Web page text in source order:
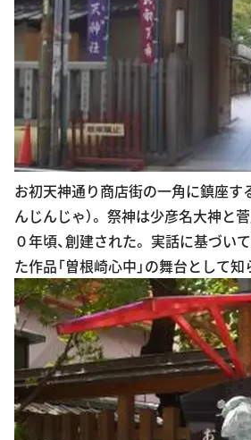
お初天神通り商店街の一角に鎮座す
んじんじゃ）。 祭神は少彦名大神と
０年頃、創建された。 実話に基づい
た作品「曽根崎心中」の舞台として知